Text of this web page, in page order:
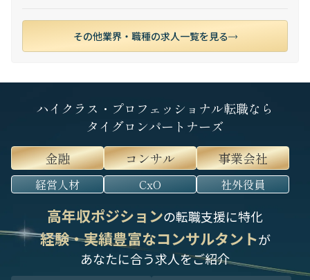
その他業界・職種の求人一覧を見る
ハイクラス・プロフェッショナル転職なら
タイグロンパートナーズ
金融
コンサル 事業会社
経営人材 CxO 社外役員
高年収ポジションの転職支援に特化
経験・実績豊富なコンサルタントが
あなたに合う求人をご紹介